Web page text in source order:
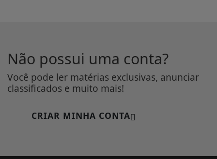
Não possui uma conta?
Você pode ler matérias exclusivas, anunciar
classificados e muito mais!
CRIAR MINHA CONTA